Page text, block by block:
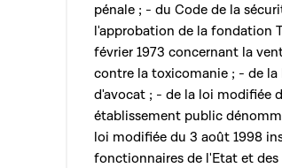
pénale ; - du Code de la
l'approbation de la fondation
février 1973 concernant la
contre la toxicomanie ; - de la
d'avocat ; - de la loi modifiée
établissement public
loi modifiée du 3 août 1998
fonctionnaires de l'Etat et